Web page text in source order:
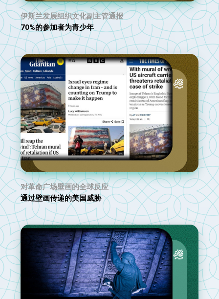
伊斯兰发展组织文化副主管通报
70%的参加者为青少年
对革命广场壁画的全球反应
通过壁画传递的美国威胁